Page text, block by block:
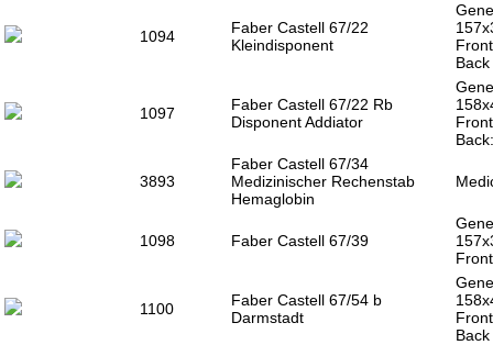
1094
Faber Castell 67/22
Kleindisponent
1097
Faber Castell 67/22 Rb
Disponent Addiator
3893
Faber Castell 67/34
Medizinischer Rechenstab
Hemaglobin
1098 Faber Castell 67/39
1100
Faber Castell 67/54 b
Darmstadt